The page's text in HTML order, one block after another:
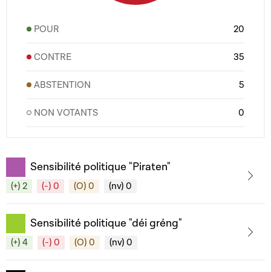
POUR 20
CONTRE 35
ABSTENTION 5
NON VOTANTS 0
Sensibilité politique "Piraten"
(+) 2 (-) 0 (O) 0 (nv) 0
Sensibilité politique "déi gréng"
(+) 4 (-) 0 (O) 0 (nv) 0